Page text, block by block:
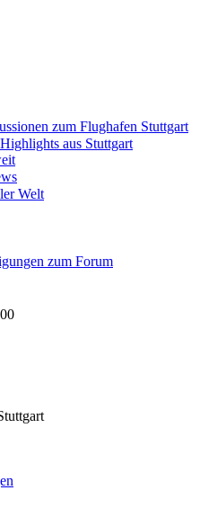
zum Flughafen Stuttgart
aus Stuttgart
Welt
zum Forum